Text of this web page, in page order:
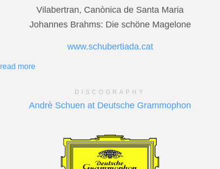
Vilabertran, Canònica de Santa Maria
Johannes Brahms: Die schöne Magelone
www.schubertiada.cat
read more
DISCOGRAPHY
Andrè Schuen at Deutsche Grammophon